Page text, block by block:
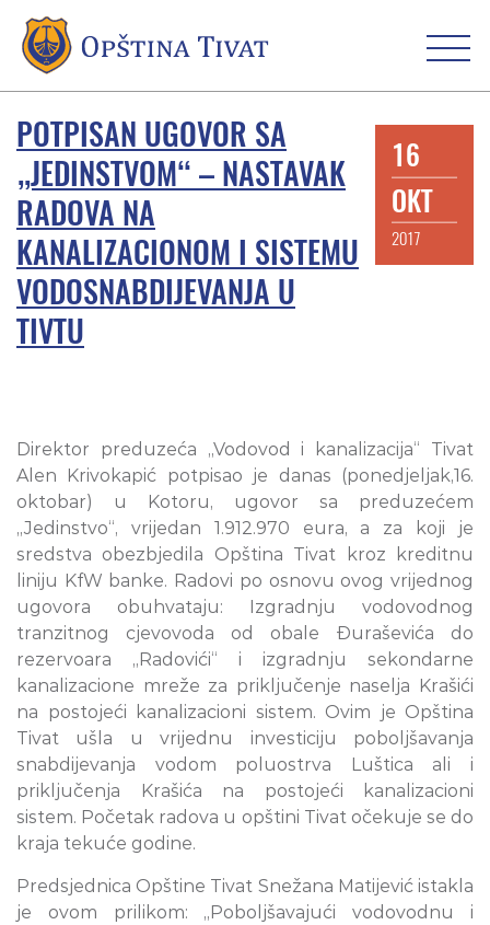
POTPISAN UGOVOR SA
„JEDINSTVOM“ – NASTAVAK
RADOVA NA
KANALIZACIONOM I SISTEMU
VODOSNABDIJEVANJA U
TIVTU
16
OKT
2017
Direktor preduzeća „Vodovod i kanalizacija“ Tivat
Alen Krivokapić potpisao je danas (ponedjeljak,16.
oktobar) u Kotoru, ugovor sa preduzećem
„Jedinstvo“, vrijedan 1.912.970 eura, a za koji je
sredstva obezbjedila Opština Tivat kroz kreditnu
liniju KfW banke. Radovi po osnovu ovog vrijednog
ugovora obuhvataju: Izgradnju vodovodnog
tranzitnog cjevovoda od obale Đuraševića do
rezervoara „Radovići“ i izgradnju sekondarne
kanalizacione mreže za priključenje naselja Krašići
na postojeći kanalizacioni sistem. Ovim je Opština
Tivat ušla u vrijednu investiciju poboljšavanja
snabdijevanja vodom poluostrva Luštica ali i
priključenja Krašića na postojeći kanalizacioni
sistem. Početak radova u opštini Tivat očekuje se do
kraja tekuće godine.
Predsjednica Opštine Tivat Snežana Matijević istakla
je ovom prilikom: „Poboljšavajući vodovodnu i